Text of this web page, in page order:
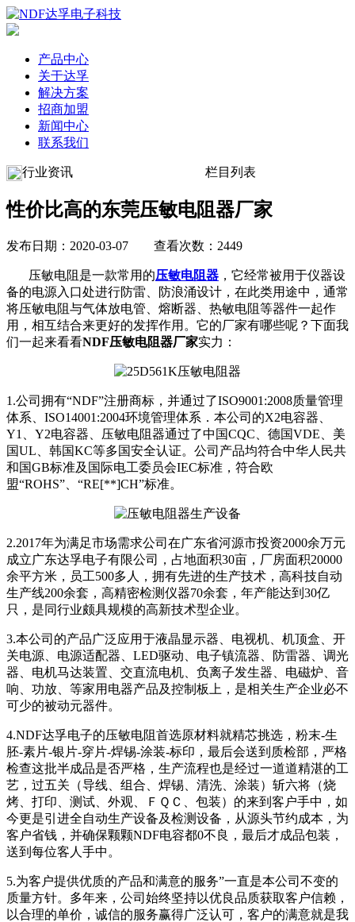
产品中心
关于达孚
解决方案
招商加盟
新闻中心
联系我们
行业资讯 栏目列表
性价比高的东莞压敏电阻器厂家
发布日期：2020-03-07 查看次数：2449
压敏电阻是一款常用的压敏电阻器 ，它经常被用于仪器设
备的电源入口处进行防雷、防浪涌设计，在此类用途中，通常
将压敏电阻与气体放电管、熔断器、热敏电阻等器件一起作
用，相互结合来更好的发挥作用。它的厂家有哪些呢？下面我
们一起来看看NDF压敏电阻器厂家实力：
1.公司拥有“NDF”注册商标，并通过了ISO9001:2008质量管理
体系、ISO14001:2004环境管理体系．本公司的X2电容器、
Y1、Y2电容器、压敏电阻器通过了中国CQC、德国VDE、美
国UL、韩国KC等多国安全认证。公司产品均符合中华人民共
和国GB标准及国际电工委员会IEC标准，符合欧
盟“ROHS”、“RE[**]CH”标准。
2.2017年为满足市场需求公司在广东省河源市投资2000余万元
成立广东达孚电子有限公司，占地面积30亩，厂房面积20000
余平方米，员工500多人，拥有先进的生产技术，高科技自动
生产线200余套，高精密检测仪器70余套，年产能达到30亿
只，是同行业颇具规模的高新技术型企业。
3.本公司的产品广泛应用于液晶显示器、电视机、机顶盒、开
关电源、电源适配器、LED驱动、电子镇流器、防雷器、调光
器、电机马达装置、交直流电机、负离子发生器、电磁炉、音
响、功放、等家用电器产品及控制板上，是相关生产企业必不
可少的被动元器件。
4.NDF达孚电子的压敏电阻首选原材料就精芯挑选，粉末-生
胚-素片-银片-穿片-焊锡-涂装-标印，最后会送到质检部，严格
检查这批半成品是否严格，生产流程也是经过一道道精湛的工
艺，过五关（导线、组合、焊锡、清洗、涂装）斩六将（烧
烤、打印、测试、外观、ＦＱＣ、包装）的来到客户手中，如
今更是引进全自动生产设备及检测设备，从源头节约成本，为
客户省钱，并确保颗颗NDF电容都0不良，最后才成品包装，
送到每位客人手中。
5.为客户提供优质的产品和满意的服务”一直是本公司不变的
质量方针。多年来，公司始终坚持以优良品质获取客户信赖，
以合理的单价，诚信的服务赢得广泛认可，客户的满意就是我